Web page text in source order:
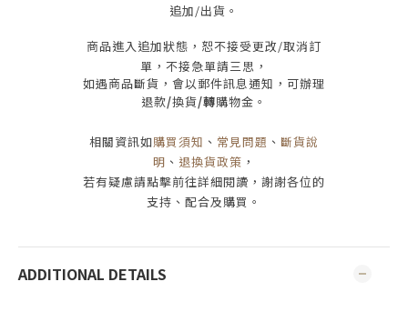
追加/出貨 。
商品進入追加狀態，恕不接受更改/取消訂
單， 不接急單請三思 ，
如遇商品斷貨，會以郵件訊息通知，可辦理
退款/換貨/轉購物金。
相關資訊如購買須知 、 常見問題 、 斷貨說
明 、 退換貨政策 ，
若有疑慮請點擊前往詳細閱讀，謝謝各位的
支持、配合及購買 。
ADDITIONAL DETAILS